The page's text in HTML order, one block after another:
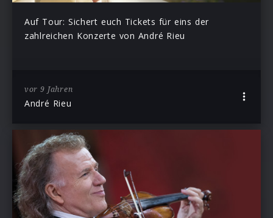
Auf Tour: Sichert euch Tickets für eins der
zahlreichen Konzerte von André Rieu
vor 9 Jahren
André Rieu